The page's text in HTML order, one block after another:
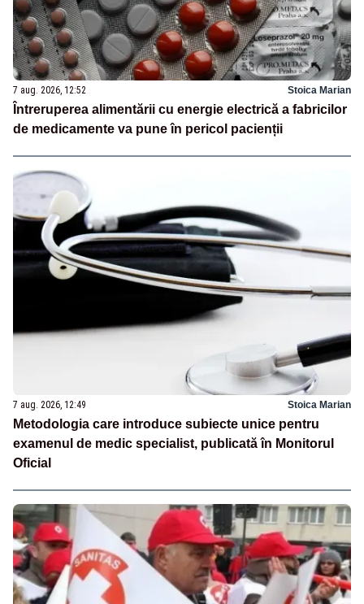
7 aug. 2026, 12:52 Stoica Marian
Întreruperea alimentării cu energie electrică a fabricilor
de medicamente va pune în pericol pacienții
7 aug. 2026, 12:49 Stoica Marian
Metodologia care introduce subiecte unice pentru
examenul de medic specialist, publicată în Monitorul
Oficial